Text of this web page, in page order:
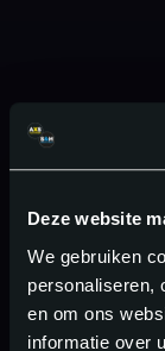
Deze website
We gebruiken
personaliseren,
en om ons
informatie over